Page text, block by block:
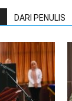
DARI PENULIS